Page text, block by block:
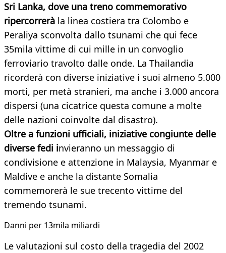
Sri Lanka, dove una treno commemorativo
ripercorrerà la linea costiera tra Colombo e
Peraliya sconvolta dallo tsunami che qui fece
35mila vittime di cui mille in un convoglio
ferroviario travolto dalle onde. La Thailandia
ricorderà con diverse iniziative i suoi almeno 5.000
morti, per metà stranieri, ma anche i 3.000 ancora
dispersi (una cicatrice questa comune a molte
delle nazioni coinvolte dal disastro).
Oltre a funzioni ufficiali, iniziative congiunte delle
diverse fedi invieranno un messaggio di
condivisione e attenzione in Malaysia, Myanmar e
Maldive e anche la distante Somalia
commemorerà le sue trecento vittime del
tremendo tsunami.
Danni per 13mila miliardi
Le valutazioni sul costo della tragedia del 2002